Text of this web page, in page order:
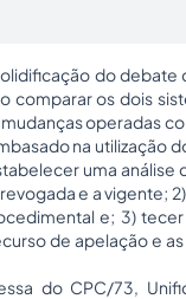
do
comparar os dois
operadas
na utilização
uma análise
e a vigente;
e; 3)
de apelação e
do CPC/73,